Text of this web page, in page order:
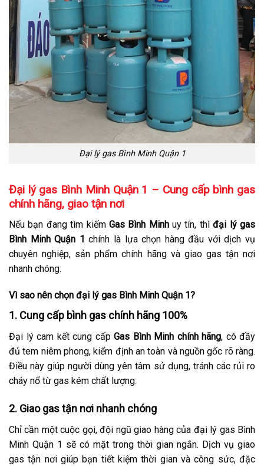
Đại lý gas Bình Minh Quận 1
Đại lý gas Bình Minh Quận 1 – Cung cấp bình gas
chính hãng, giao tận nơi
Nếu bạn đang tìm kiếm Gas Bình Minhuy tín, thìđại lý gas
Bình Minh Quận 1 chính là lựa chọn hàng đầu với dịch vụ
chuyên nghiệp, sản phẩm chính hãng và giao gas tận nơi
nhanh chóng.
Vì sao nên chọn đại lý gas Bình Minh Quận 1?
1. Cung cấp bình gas chính hãng 100%
Đại lý cam kết cung cấp Gas Bình Minh chính hãng, có đầy
đủ tem niêm phong, kiểm định an toàn và nguồn gốc rõ ràng.
Điều này giúp người dùng yên tâm sử dụng, tránh các rủi ro
cháy nổ từ gas kém chất lượng.
2. Giao gas tận nơi nhanh chóng
Chỉ cần một cuộc gọi, đội ngũ giao hàng của đại lý gas Bình
Minh Quận 1 sẽ có mặt trong thời gian ngắn. Dịch vụ giao
gas tận nơi giúp bạn tiết kiệm thời gian và công sức, đặc